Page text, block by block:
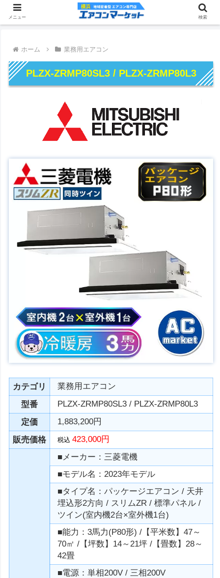
ホーム 業務用エアコン
PLZX-ZRMP80SL3 / PLZX-ZRMP80L3
カテゴリ
業務用エアコン
型番
PLZX-ZRMP80SL3 / PLZX-ZRMP80L3
定価
1,883,200円
販売価格
税込423,000円
■メーカー：三菱電機
■モデル名：2023年モデル
■タイプ名：パッケージエアコン / 天井
埋込形2方向 / スリムZR / 標準パネル /
ツイン(室内機2台×室外機1台)
■能力：3馬力(P80形) /【平米数】47～
70㎡ /【坪数】14～21坪 /【畳数】28～
42畳
■電源：単相200V / 三相200V
メニュー 検索